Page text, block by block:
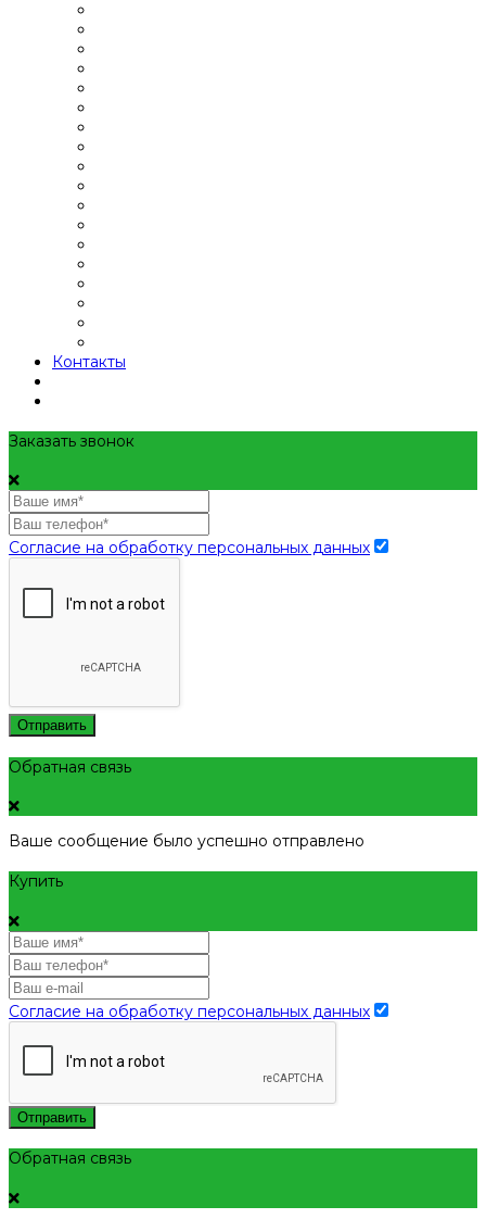
Контакты
Заказать звонок
Согласие на обработку персональных данных
Отправить
Обратная связь
Ваше сообщение было успешно отправлено
Купить
Согласие на обработку персональных данных
Отправить
Обратная связь